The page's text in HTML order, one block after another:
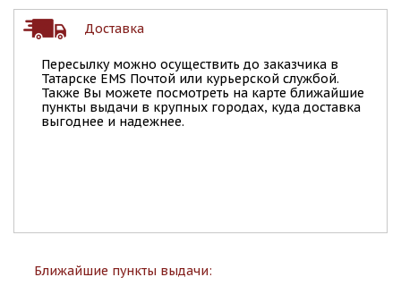
Доставка
Пересылку можно осуществить до заказчика в
Татарске EMS Почтой или курьерской службой.
Также Вы можете посмотреть на карте ближайшие
пункты выдачи в крупных городах, куда доставка
выгоднее и надежнее.
Ближайшие пункты выдачи: